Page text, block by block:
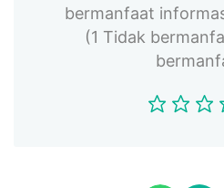
bermanfaat
(1 Tidak